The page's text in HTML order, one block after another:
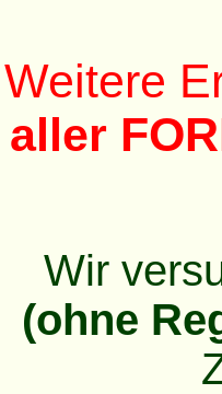
Weitere
aller
Wir
(ohne